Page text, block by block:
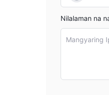
Nilalaman na
Mangyaring